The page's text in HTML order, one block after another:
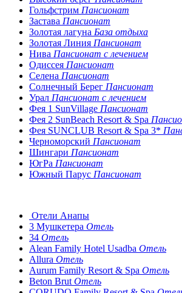
Гольфстрим Пансионат
Застава Пансионат
Золотая лагуна База отдыха
Золотая Линия Пансионат
Нива Пансионат с лечением
Одиссея Пансионат
Селена Пансионат
Солнечный Берег Пансионат
Урал Пансионат с лечением
Фея 1 SunVillage Пансионат
Фея 2 SunBeach Resort & Spa
Фея SUNCLUB Resort & Spa 3*
Черноморский Пансионат
Шингари Пансионат
ЮгРа Пансионат
Южный Парус Пансионат
Отели Анапы
3 Мушкетера Отель
34 Отель
Alean Family Hotel Usadba Отель
Allura Отель
Aurum Family Resort & Spa Отель
Beton Brut Отель